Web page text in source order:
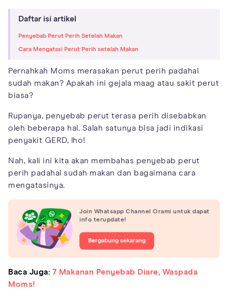
Daftar isi artikel
Penyebab Perut Perih Setelah Makan
Cara Mengatasi Perut Perih setelah Makan
Pernahkah Moms merasakan perut perih padahal
sudah makan? Apakah ini gejala maag atau sakit perut
biasa?
Rupanya, penyebab perut terasa perih disebabkan
oleh beberapa hal. Salah satunya bisa jadi indikasi
penyakit GERD, lho!
Nah, kali ini kita akan membahas penyebab perut
perih padahal sudah makan dan bagaimana cara
mengatasinya.
Join Whatsapp Channel Orami untuk dapat
info terupdate!
Bergabung sekarang
Baca Juga: 7 Makanan Penyebab Diare, Waspada
Moms!